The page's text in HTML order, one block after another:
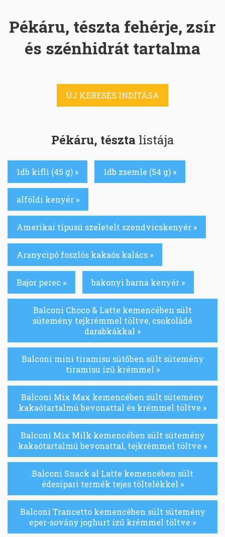
Pékáru, tészta fehérje, zsír
és szénhidrát tartalma
ÚJ KERESÉS INDÍTÁSA
Pékáru, tészta listája
1db kifli (45 g) » 1db zsemle (54 g) »
alföldi kenyér »
Amerikai típusú szeletelt szendvicskenyér »
Aranycipó foszlós kakaós kalács »
Bajor perec » bakonyi barna kenyér »
Balconi Choco & Latte kemencében sült
sütemény tejkrémmel töltve, csokoládé
darabkákkal »
Balconi mini tiramisu sütőben sült sütemény
tiramisu ízű krémmel »
Balconi Mix Max kemencében sült sütemény
kakaótartalmú bevonattal és krémmel töltve »
Balconi Mix Milk kemencében sült sütemény
kakaótartalmú bevonattal, tejkrémmel töltve »
Balconi Snack al Latte kemencében sült
édesipari termék tejes töltelékkel »
Balconi Trancetto kemencében sült sütemény
eper-sovány joghurt ízű krémmel töltve »